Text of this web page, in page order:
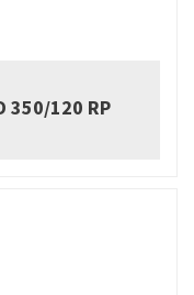
350/120 RP